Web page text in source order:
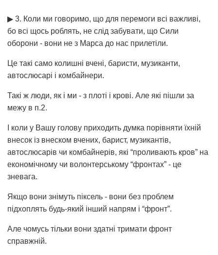
▶ 3. Коли ми говоримо, що для перемоги всі важливі,
бо всі щось роблять, не слід забувати, що Сили
оборони - вони не з Марса до нас прилетіли.
Це такі само колишні вчені, баристи, музиканти,
автослюсарі і комбайнери.
Такі ж люди, як і ми - з плоті і крові. Але які пішли за
межу в п.2.
І коли у Вашу голову приходить думка порівняти їхній
внесок із внеском вчених, барист, музикантів,
автослюсарів чи комбайнерів, які “проливають кров” на
економічному чи волонтерському “фронтах” - це
зневага.
Якщо вони знімуть піксель - вони без проблем
підхоплять будь-який інший напрям і “фронт”.
Але чомусь тільки вони здатні тримати фронт
справжній.